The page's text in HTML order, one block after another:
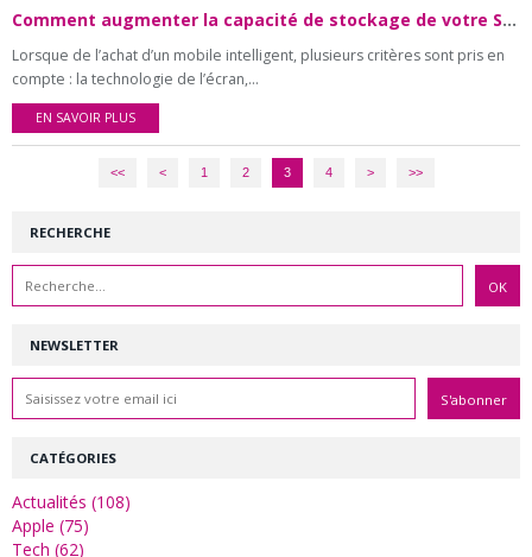
Comment augmenter la capacité de stockage de votre Smartphone ?
Lorsque de l’achat d’un mobile intelligent, plusieurs critères sont pris en
compte : la technologie de l’écran,...
EN SAVOIR PLUS
<< < 1 2 3 4 > >>
NEWSLETTER
RECHERCHE
CATÉGORIES
Actualités (108)
Apple (75)
Tech (62)